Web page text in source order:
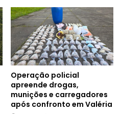
Operação policial
apreende drogas,
munições e carregadores
após confronto em Valéria